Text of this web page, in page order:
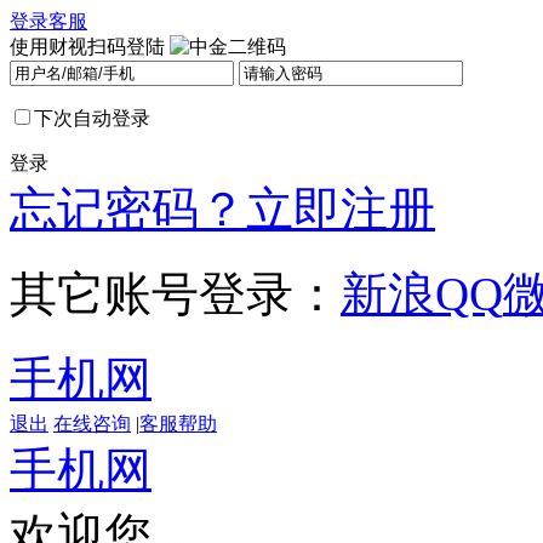
登录客服
使用财视扫码登陆
下次自动登录
登录
忘记密码？ 立即注册
其它账号登录： 新浪QQ
手机网
退出 在线咨询 |客服帮助
手机网